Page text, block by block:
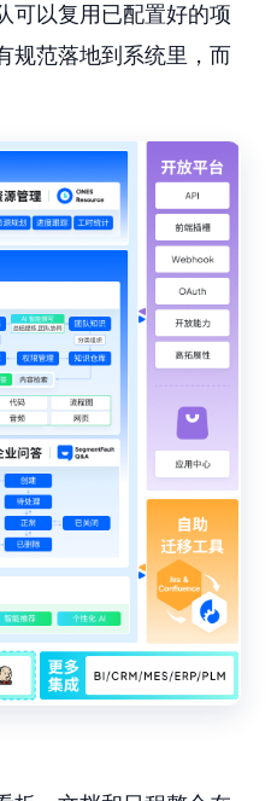
可以复用已配置好的项
规范落地到系统里，而